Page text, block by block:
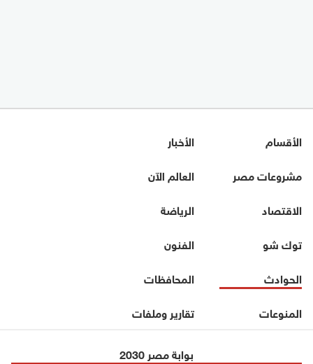
الأقسام
الأخبار
مشروعات مصر
العالم الآن
الاقتصاد
الرياضة
توك شو
الفنون
الحوادث
المحافظات
المنوعات
تقارير وملفات
بوابة مصر 2030